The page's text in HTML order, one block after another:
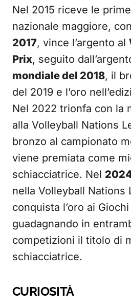
Nel 2015 riceve le
nazionale maggiore,
2017, vince l’argento al
Prix, seguito
mondiale del 2018, il
del 2019 e l’oro
Nel 2022 trionfa con la
alla Volleyball Nations
bronzo al campionato
viene premiata come
schiacciatrice. Nel
nella Volleyball Nations
conquista l’oro ai
guadagnando in
competizioni il titolo di
schiacciatrice.
CURIOSITÀ